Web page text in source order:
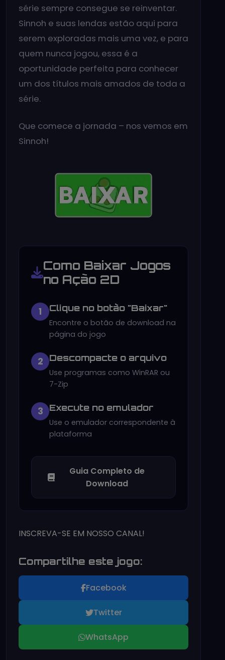
série sempre consegue se reinventar.
Sinnoh e suas lendas estão aqui para
serem exploradas mais uma vez, e para
quem nunca jogou, essa é a
oportunidade perfeita para conhecer
um dos títulos mais amados de toda a
série.
Que comece a jornada – nos vemos em
Sinnoh!
Como Baixar Jogos
no Ação 2D
1 Clique no botão "Baixar"
Encontre o botão de download na
página do jogo
2 Descompacte o arquivo
Use programas como WinRAR ou
7-Zip
3 Execute no emulador
Use o emulador correspondente à
plataforma
Guia Completo de
Download
INSCREVA-SE EM NOSSO CANAL!
Compartilhe este jogo:
Facebook
Twitter
WhatsApp